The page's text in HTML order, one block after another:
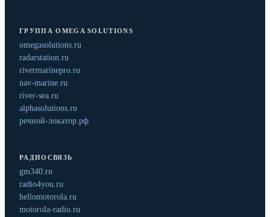
ГРУППА OMEGA SOLUTIONS
omegasolutions.ru
radarstation.ru
rivermarinepro.ru
nav-marine.ru
river-sea.ru
alphasolutions.ru
речной-локатор.рф
РАДИОСВЯЗЬ
gm340.ru
radio4you.ru
hellomotorola.ru
motorola-radio.ru